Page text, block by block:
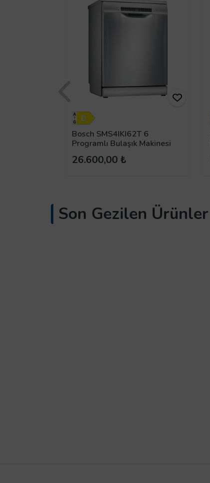
Bosch SMS4IKI62T 6
Programlı Bulaşık Makinesi
26.600,00 ₺
Son Gezilen Ürünler